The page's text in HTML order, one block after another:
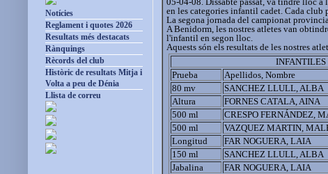
en les categories infantil cadet. Cada club
La segona jornada del campionat
A Benidorm, les nostres atletes van
l'infantil en segon lloc.
Aquests són els resultats de les nostres
INFANTILES
Prueba
Apellidos, Nombre
80 mv
SANCHEZ LLULL, ALBA
Altura
FORNES CATALA, AINA
500 ml
CRESPO FERNÁNDEZ,
500 ml
VAZQUEZ MARTIN,
Longitud
FAR NOGUERA, LAIA
150 ml
SANCHEZ LLULL, ALBA
Jabalina
FAR NOGUERA, LAIA
Notícies
Reglament i quotes 2026
Resultats més destacats
Rànquings
Rècords del club
Històric de resultats Mitja i
Volta a peu de Dénia
Llista de correu